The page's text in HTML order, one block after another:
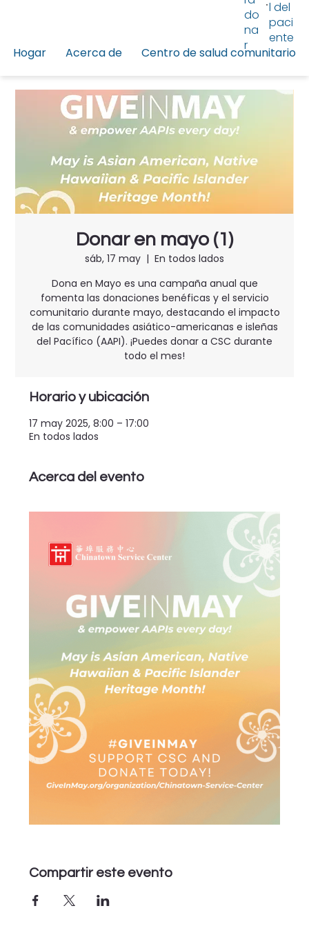
Hogar Acerca de Centro de salud comunitario
do
na
r
l del
paci
ente
Donar en mayo (1)
sáb, 17 may
  |
En todos lados
Dona en Mayo es una campaña anual que
fomenta las donaciones benéficas y el servicio
comunitario durante mayo, destacando el impacto
de las comunidades asiático-americanas e isleñas
del Pacífico (AAPI). ¡Puedes donar a CSC durante
todo el mes!
Horario y ubicación
17 may 2025, 8:00 – 17:00
En todos lados
Acerca del evento
Compartir este evento